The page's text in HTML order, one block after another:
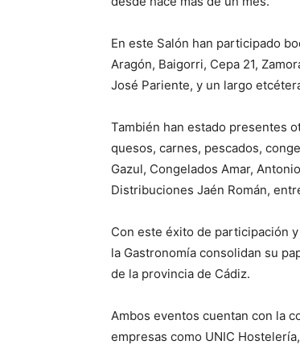
En este Salón han participado
Aragón, Baigorri, Cepa 21,
José Pariente, y un largo
También han estado presentes
quesos, carnes, pescados,
Gazul, Congelados Amar,
Distribuciones Jaén Román,
Con este éxito de participación
la Gastronomía consolidan su
de la provincia de Cádiz.
Ambos eventos cuentan con la
empresas como UNIC